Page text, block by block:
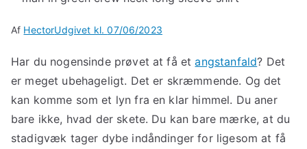
Af HectorUdgivet kl.07/06/2023
Har du nogensinde prøvet at få etangstanfald? Det
er meget ubehageligt. Det er skræmmende. Og det
kan komme som et lyn fra en klar himmel. Du aner
bare ikke, hvad der skete. Du kan bare mærke, at du
stadigvæk tager dybe indåndinger for ligesom at få